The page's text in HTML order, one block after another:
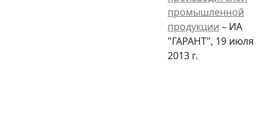
промышленной
продукции – ИА
"ГАРАНТ", 19 июля
2013 г.